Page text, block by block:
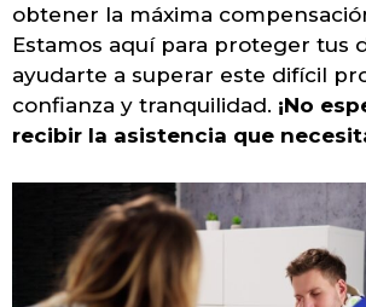
obtener la máxima
Estamos aquí para proteger tus
ayudarte a superar este difícil
confianza y tranquilidad. ¡No
recibir la asistencia que